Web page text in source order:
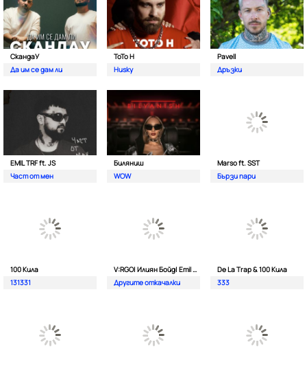
СкандаУ
Да им се дам ли
ToTo H
Husky
Pavell
Дръзки
EMIL TRF ft. JS
Част от мен
Биляниш
WOW
Marso ft. SST
Бързи пари
100 Кила
131331
V:RGO| Илиян Бойд| Emil TRF| Dim4oU и Aтанас Колев
Другите откачалки
De La Trap & 100 Кила
333